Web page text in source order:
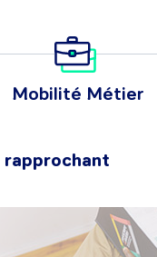
Mobilité Métier